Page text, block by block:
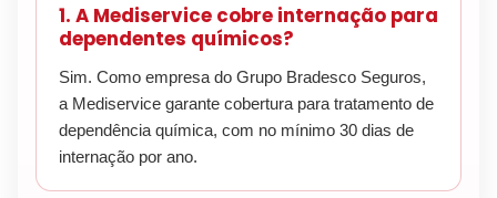
1. A Mediservice cobre internação para
dependentes químicos?
Sim. Como empresa do Grupo Bradesco Seguros,
a Mediservice garante cobertura para tratamento de
dependência química, com no mínimo 30 dias de
internação por ano.